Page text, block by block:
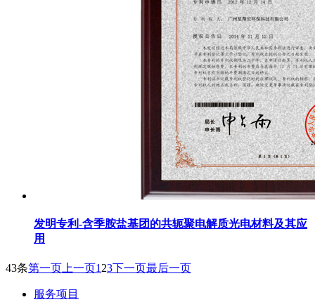
发明专利-含季胺盐基团的共轭聚电解质光电材料及其应
用
43条第一页 上一页1 23下一页最后一页
服务项目